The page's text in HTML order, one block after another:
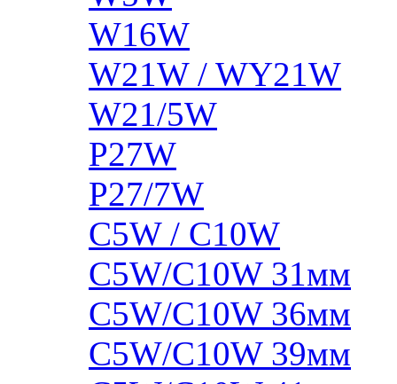
W16W
W21W / WY21W
W21/5W
P27W
P27/7W
C5W / C10W
C5W/C10W 31мм
C5W/C10W 36мм
C5W/C10W 39мм